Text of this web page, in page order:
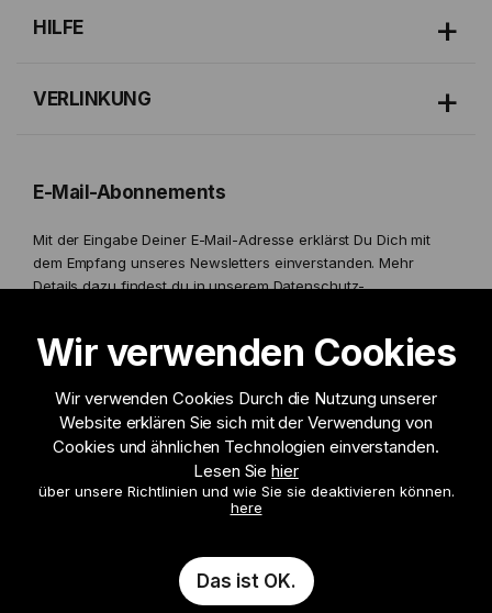
Wir verwenden Cookies
Wir verwenden Cookies Durch die Nutzung unserer
Website erklären Sie sich mit der Verwendung von
Cookies und ähnlichen Technologien einverstanden.
Lesen Siehier
über unsere Richtlinien und wie Sie sie deaktivieren können.
here
Das ist OK.
E-Mail-Abonnements
Mit der Eingabe Deiner E-Mail-Adresse erklärst Du Dich mit
dem Empfang unseres Newsletters einverstanden. Mehr
Details dazu findest du in unseremDatenschutz-
Ich möchte Informationen erhalten zu
Anmelden
HILFE
VERLINKUNG
© 2026 Leon Paul London, all rights reserved.